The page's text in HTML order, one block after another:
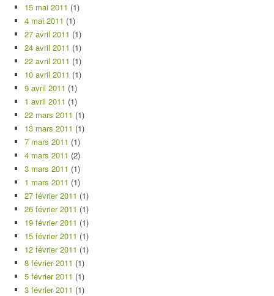
15 mai 2011 (1)
4 mai 2011 (1)
27 avril 2011 (1)
24 avril 2011 (1)
22 avril 2011 (1)
10 avril 2011 (1)
9 avril 2011 (1)
1 avril 2011 (1)
22 mars 2011 (1)
13 mars 2011 (1)
7 mars 2011 (1)
4 mars 2011 (2)
3 mars 2011 (1)
1 mars 2011 (1)
27 février 2011 (1)
26 février 2011 (1)
19 février 2011 (1)
15 février 2011 (1)
12 février 2011 (1)
8 février 2011 (1)
5 février 2011 (1)
3 février 2011 (1)